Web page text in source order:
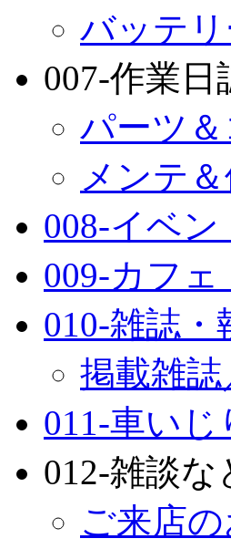
バッテ
007-作業日
パーツ
メンテ
008-イベン
009-カフ
010-雑誌
掲載雑
011-車い
012-雑談な
ご来店